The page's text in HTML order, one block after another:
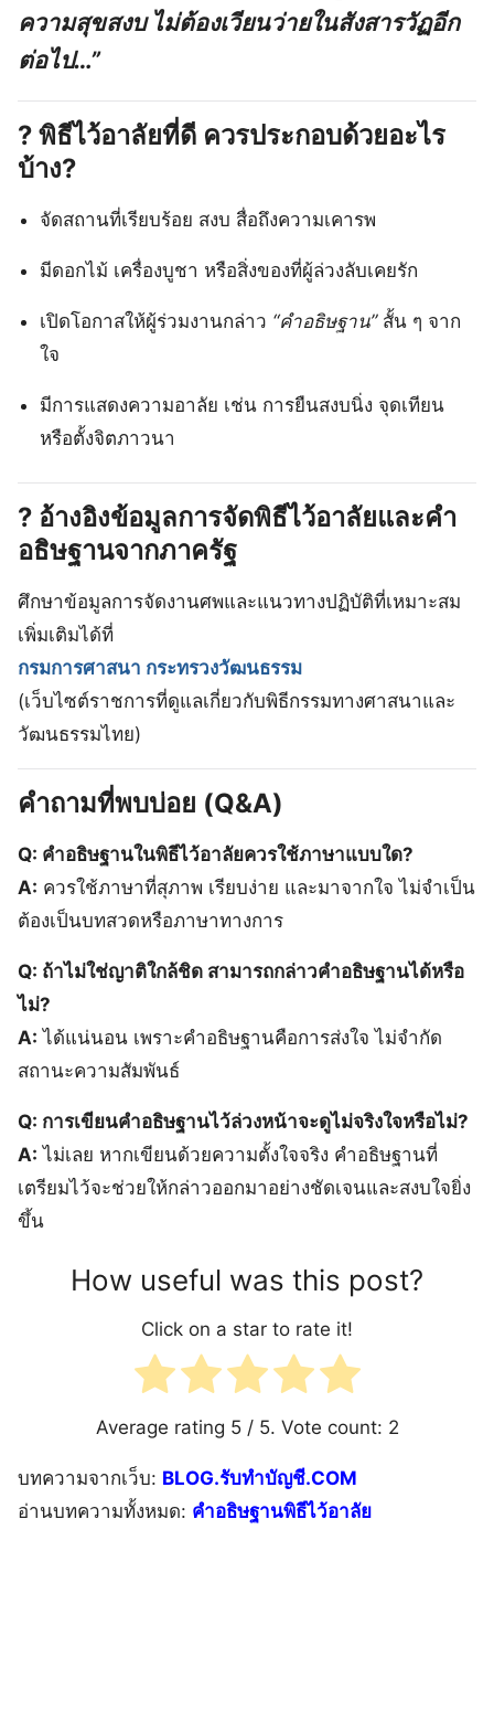
ความสุขสงบ ไม่ต้องเวียนว่ายในสังสารวัฏอีก
ต่อไป…”
? พิธีไว้อาลัยที่ดี ควรประกอบด้วยอะไร
บ้าง?
จัดสถานที่เรียบร้อย สงบ สื่อถึงความเคารพ
มีดอกไม้ เครื่องบูชา หรือสิ่งของที่ผู้ล่วงลับเคยรัก
เปิดโอกาสให้ผู้ร่วมงานกล่าว “คำอธิษฐาน”สั้น ๆ จาก
ใจ
มีการแสดงความอาลัย เช่น การยืนสงบนิ่ง จุดเทียน
หรือตั้งจิตภาวนา
? อ้างอิงข้อมูลการจัดพิธีไว้อาลัยและคำ
อธิษฐานจากภาครัฐ
ศึกษาข้อมูลการจัดงานศพและแนวทางปฏิบัติที่เหมาะสม
เพิ่มเติมได้ที่
กรมการศาสนา กระทรวงวัฒนธรรม
(เว็บไซต์ราชการที่ดูแลเกี่ยวกับพิธีกรรมทางศาสนาและ
วัฒนธรรมไทย)
คำถามที่พบบ่อย (Q&A)
Q: คำอธิษฐานในพิธีไว้อาลัยควรใช้ภาษาแบบใด?
A: ควรใช้ภาษาที่สุภาพ เรียบง่าย และมาจากใจ ไม่จำเป็น
ต้องเป็นบทสวดหรือภาษาทางการ
Q: ถ้าไม่ใช่ญาติใกล้ชิด สามารถกล่าวคำอธิษฐานได้หรือ
ไม่?
A: ได้แน่นอน เพราะคำอธิษฐานคือการส่งใจ ไม่จำกัด
สถานะความสัมพันธ์
Q: การเขียนคำอธิษฐานไว้ล่วงหน้าจะดูไม่จริงใจหรือไม่?
A: ไม่เลย หากเขียนด้วยความตั้งใจจริง คำอธิษฐานที่
เตรียมไว้จะช่วยให้กล่าวออกมาอย่างชัดเจนและสงบใจยิ่ง
ขึ้น
How useful was this post?
Click on a star to rate it!
Average rating 5/ 5. Vote count: 2
บทความจากเว็บ: BLOG.รับทำบัญชี.COM
อ่านบทความทั้งหมด: คำอธิษฐานพิธีไว้อาลัย